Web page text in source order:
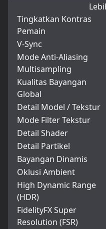
Tingkatkan Kontras
Pemain
V-Sync
Mode Anti-Aliasing
Multisampling
Kualitas Bayangan
Global
Detail Model / Tekstur
Mode Filter Tekstur
Detail Shader
Detail Partikel
Bayangan Dinamis
Oklusi Ambient
High Dynamic Range
(HDR)
FidelityFX Super
Resolution (FSR)